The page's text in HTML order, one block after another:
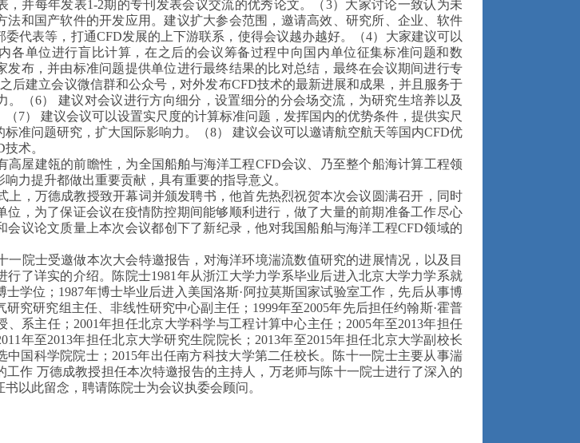
，并每年发表1-2期的专刊发表会议交流的优秀论文。（3）大家讨论一致认为未
法和国产软件的开发应用。建议扩大参会范围，邀请高效、研究所、企业、软件
代表等，打通CFD发展的上下游联系，使得会议越办越好。（4）大家建议可以
各单位进行盲比计算，在之后的会议筹备过程中向国内单位征集标准问题和数
发布，并由标准问题提供单位进行最终结果的比对总结，最终在会议期间进行专
后建立会议微信群和公众号，对外发布CFD技术的最新进展和成果，并且服务于
。（6） 建议对会议进行方向细分，设置细分的分会场交流，为研究生培养以及
7） 建议会议可以设置实尺度的计算标准问题，发挥国内的优势条件，提供实尺
标准问题研究，扩大国际影响力。（8） 建议会议可以邀请航空航天等国内CFD优
术。
高屋建瓴的前瞻性，为全国船舶与海洋工程CFD会议、乃至整个船海计算工程领
力提升都做出重要贡献，具有重要的指导意义。
上，万德成教授致开幕词并颁发聘书，他首先热烈祝贺本次会议圆满召开，同时
位，为了保证会议在疫情防控期间能够顺利进行，做了大量的前期准备工作尽心
会议论文质量上本次会议都创下了新纪录，他对我国船舶与海洋工程CFD领域的
一院士受邀做本次大会特邀报告，对海洋环境湍流数值研究的进展情况，以及目
行了详实的介绍。陈院士1981年从浙江大学力学系毕业后进入北京大学力学系就
学位；1987年博士毕业后进入美国洛斯·阿拉莫斯国家试验室工作，先后从事博
究研究组主任、非线性研究中心副主任；1999年至2005年先后担任约翰斯·霍普
系主任；2001年担任北京大学科学与工程计算中心主任；2005年至2013年担任
年至2013年担任北京大学研究生院院长；2013年至2015年担任北京大学副校长
中国科学院院士；2015年出任南方科技大学第二任校长。陈十一院士主要从事湍
工作 万德成教授担任本次特邀报告的主持人，万老师与陈十一院士进行了深入的
以此留念，聘请陈院士为会议执委会顾问。